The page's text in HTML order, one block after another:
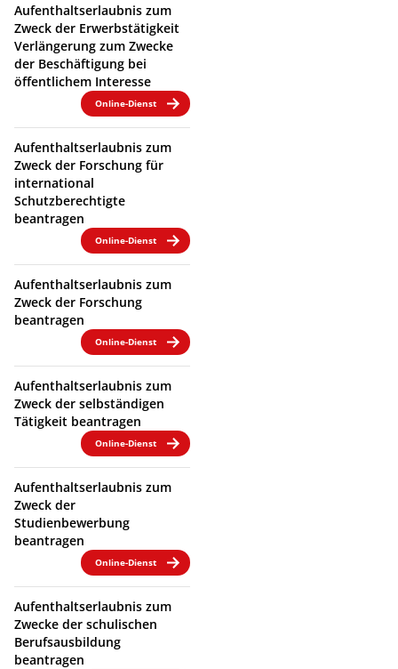
Aufenthaltserlaubnis zum
Zweck der Erwerbstätigkeit
Verlängerung zum Zwecke
der Beschäftigung bei
öffentlichem Interesse
Online-Dienst
Aufenthaltserlaubnis zum
Zweck der Forschung für
international
Schutzberechtigte
beantragen
Online-Dienst
Aufenthaltserlaubnis zum
Zweck der Forschung
beantragen
Online-Dienst
Aufenthaltserlaubnis zum
Zweck der selbständigen
Tätigkeit beantragen
Online-Dienst
Aufenthaltserlaubnis zum
Zweck der
Studienbewerbung
beantragen
Online-Dienst
Aufenthaltserlaubnis zum
Zwecke der schulischen
Berufsausbildung
beantragen